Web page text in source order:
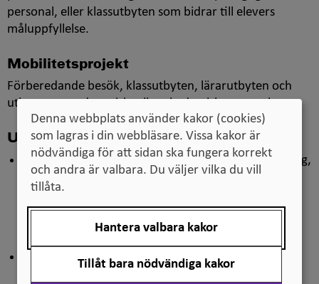
personal, eller klassutbyten som bidrar till elevers
måluppfyllelse.
Mobilitetsprojekt
Förberedande besök, klassutbyten, lärarutbyten och
utbyten av pedagogiskt eller akademisk personal.
Utvecklingsprojekt
Projektsamarbeten kring till exempel kvalitetssäkring,
spridning av projektresultat, utveckling och
förbättring av pedagogiska metoder, utveckling av
läroplaner, utveckla gemensamma studieprogram
Nätverksaktiviteter som till exempel administrativa
möten för etablering och utveckling av nätverk,
Denna webbplats använder kakor (cookies)
som lagras i din webbläsare. Vissa kakor är
nödvändiga för att sidan ska fungera korrekt
och andra är valbara. Du väljer vilka du vill
tillåta.
Hantera valbara kakor
Tillåt bara nödvändiga kakor